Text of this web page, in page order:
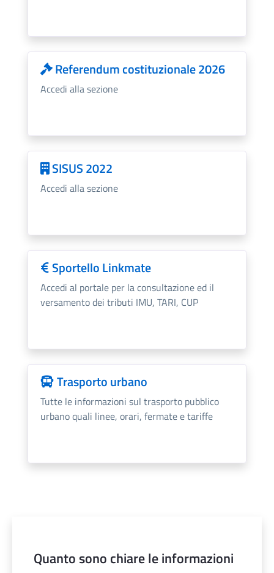
Referendum costituzionale 2026
Accedi alla sezione
SISUS 2022
Accedi alla sezione
Sportello Linkmate
Accedi al portale per la consultazione ed il
versamento dei tributi IMU, TARI, CUP
Trasporto urbano
Tutte le informazioni sul trasporto pubblico
urbano quali linee, orari, fermate e tariffe
Quanto sono chiare le informazioni